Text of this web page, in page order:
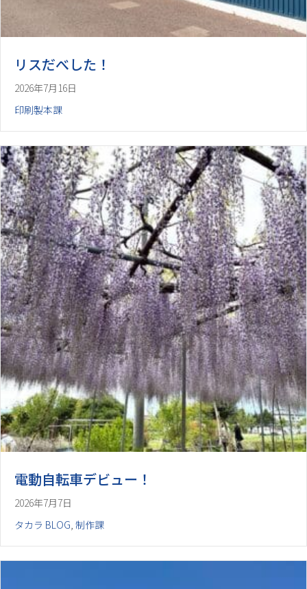
リスだべした！
2026年7月16日
印刷製本課
電動自転車デビュー！
2026年7月7日
タカラ BLOG, 制作課